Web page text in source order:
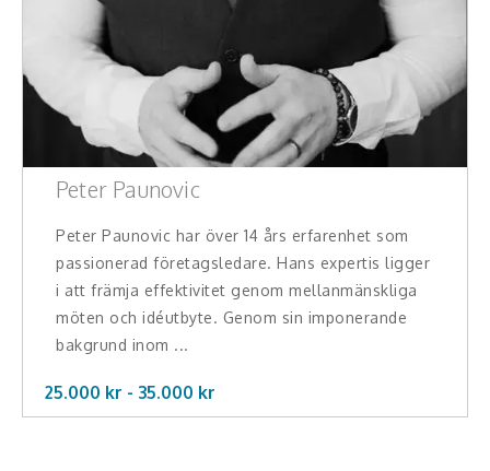
Peter Paunovic
Peter Paunovic har över 14 års erfarenhet som
passionerad företagsledare. Hans expertis ligger
i att främja effektivitet genom mellanmänskliga
möten och idéutbyte. Genom sin imponerande
bakgrund inom ...
25.000 kr - 35.000 kr